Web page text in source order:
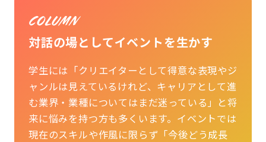
対話の場としてイベントを生かす
学生には「クリエイターとして得意な表現やジ
ャンルは見えているけれど、キャリアとして進
む業界・業種についてはまだ迷っている」と将
来に悩みを持つ方も多くいます。イベントでは
現在のスキルや作風に限らず「今後どう成長